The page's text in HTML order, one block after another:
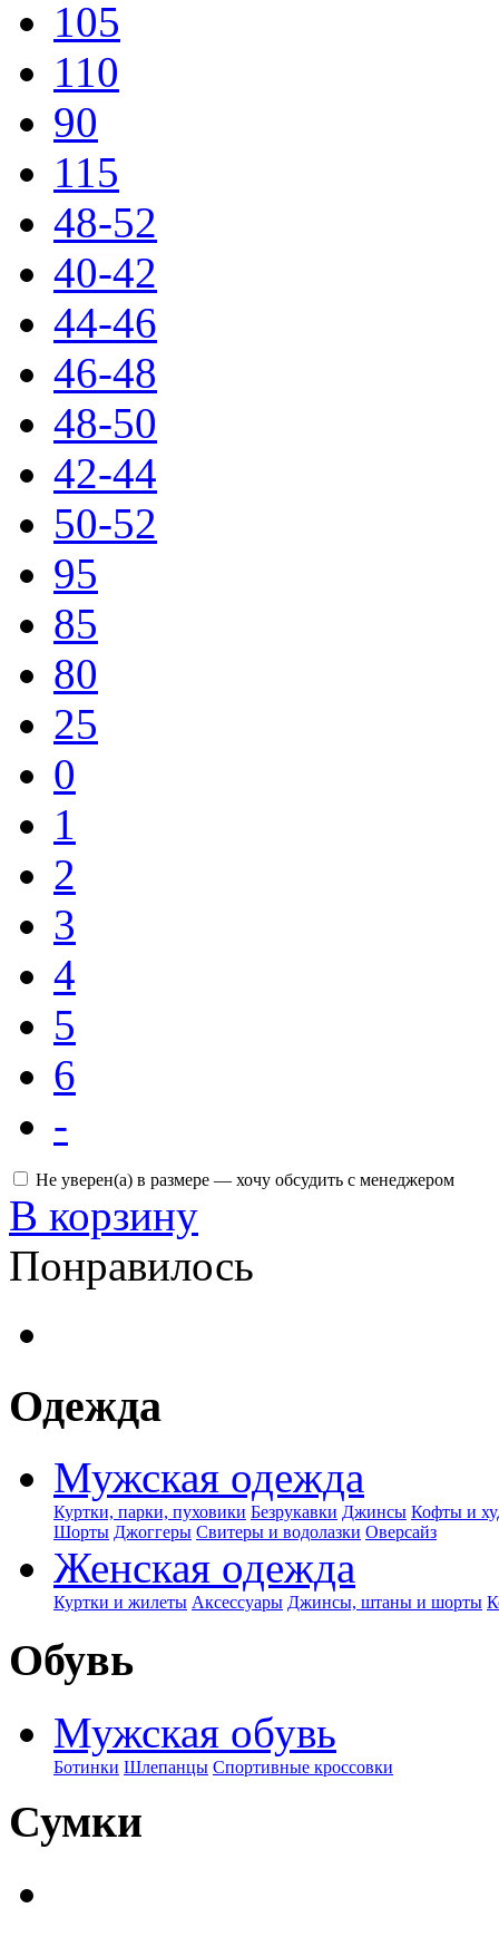
105
110
90
115
48-52
40-42
44-46
46-48
48-50
42-44
50-52
95
85
80
25
0
1
2
3
4
5
6
-
Не уверен(а) в размере — хочу обсудить с менеджером
В корзину
Понравилось
Одежда
Мужская одежда
Куртки, парки, пуховики Безрукавки Джинсы Кофты и
Шорты Джоггеры Свитеры и водолазки Оверсайз
Женская одежда
Куртки и жилеты Аксессуары Джинсы, штаны и шорты
Обувь
Мужская обувь
Ботинки Шлепанцы Спортивные кроссовки
Сумки